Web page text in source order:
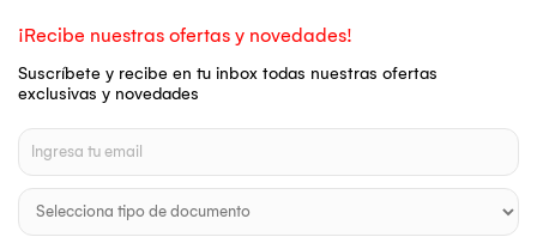
¡Recibe nuestras ofertas y novedades!
Suscríbete y recibe en tu inbox todas nuestras ofertas
exclusivas y novedades